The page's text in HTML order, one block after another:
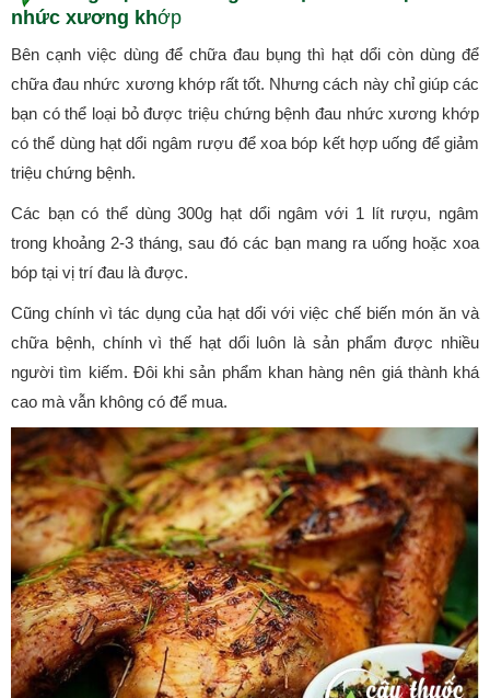
nhức xương khớp
Bên cạnh việc dùng để chữa đau bụng thì hạt dổi còn dùng để
chữa đau nhức xương khớp rất tốt. Nhưng cách này chỉ giúp các
bạn có thể loại bỏ được triệu chứng bệnh đau nhức xương khớp
có thể dùng hạt dổi ngâm rượu để xoa bóp kết hợp uống để giảm
triệu chứng bệnh.
Các bạn có thể dùng 300g hạt dổi ngâm với 1 lít rượu, ngâm
trong khoảng 2-3 tháng, sau đó các bạn mang ra uống hoặc xoa
bóp tại vị trí đau là được.
Cũng chính vì tác dụng của hạt dổi với việc chế biến món ăn và
chữa bệnh, chính vì thế hạt dổi luôn là sản phẩm được nhiều
người tìm kiếm. Đôi khi sản phẩm khan hàng nên giá thành khá
cao mà vẫn không có để mua.